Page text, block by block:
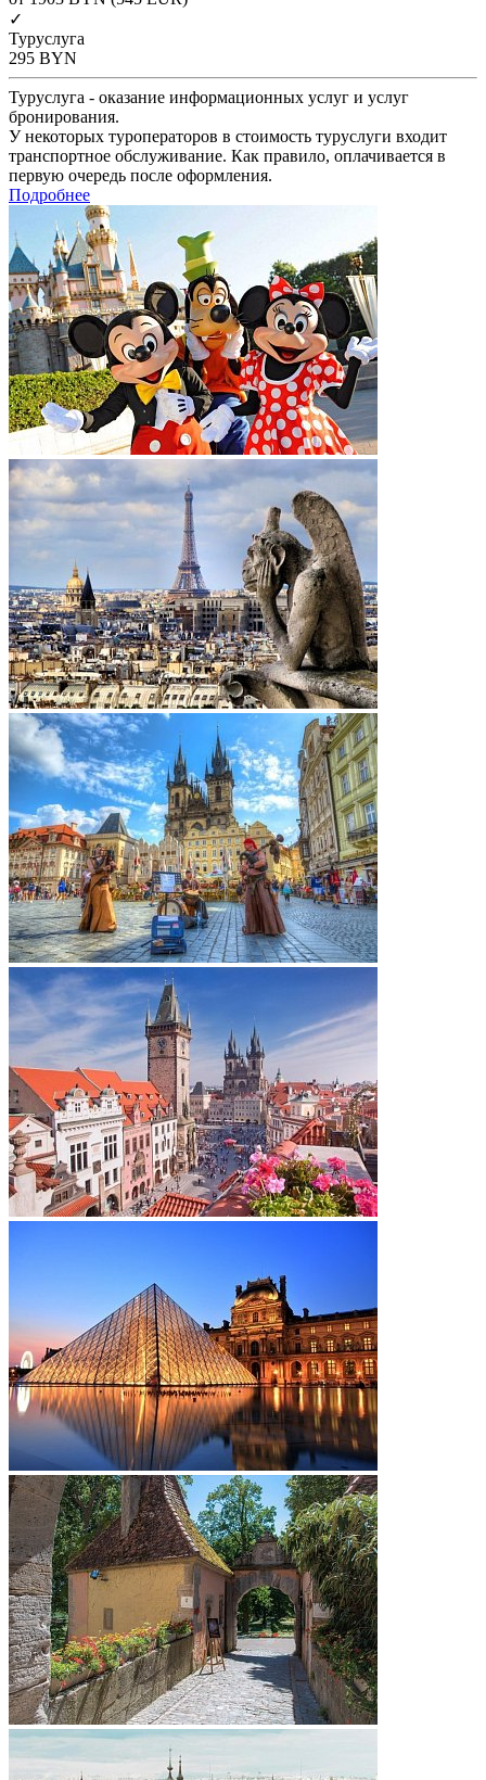
✓
Туруслуга
295 BYN
Туруслуга - оказание информационных услуг и услуг
бронирования.
У некоторых туроператоров в стоимость туруслуги входит
транспортное обслуживание. Как правило, оплачивается в
первую очередь после оформления.
Подробнее